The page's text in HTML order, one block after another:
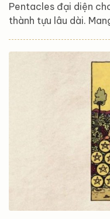
Pentacles đại diện
thành tựu lâu dài.
dấu hiệu của sự giàu
khuyến khích bạn tận
vun đắp cho những
Astroreka khám phá
để hiểu rõ hơn về